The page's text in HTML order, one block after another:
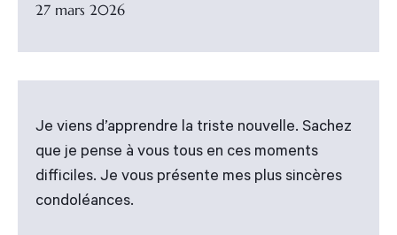
27 mars 2026
Je viens d’apprendre la triste nouvelle. Sachez
que je pense à vous tous en ces moments
difficiles. Je vous présente mes plus sincères
condoléances.